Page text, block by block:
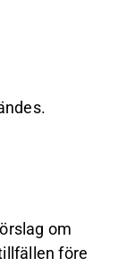
om
före